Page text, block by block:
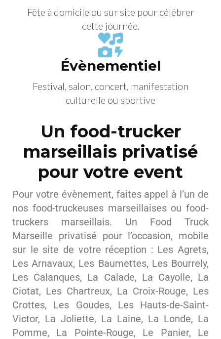
Fête à domicile ou sur site pour célébrer
cette journée.
Évènementiel
Festival, salon, concert, manifestation
culturelle ou sportive
Un food-trucker
marseillais privatisé
pour votre event
Pour votre évènement, faites appel à l’un de
nos food-truckeuses marseillaises ou food-
truckers marseillais. Un Food Truck
Marseille privatisé pour l’occasion, mobile
sur le site de votre réception : Les Agrets,
Les Arnavaux, Les Baumettes, Les Bourrely,
Les Calanques, La Calade, La Cayolle, La
Ciotat, Les Chartreux, La Croix-Rouge, Les
Crottes, Les Goudes, Les Hauts-de-Saint-
Victor, La Joliette, La Laine, La Londe, La
Pomme, La Pointe-Rouge, Le Panier, Le